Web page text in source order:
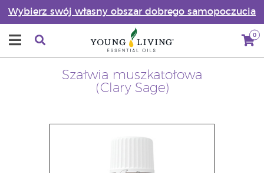
Wybierz swój własny obszar dobrego samopoczucia
0
Szałwia muszkatołowa
(Clary Sage)